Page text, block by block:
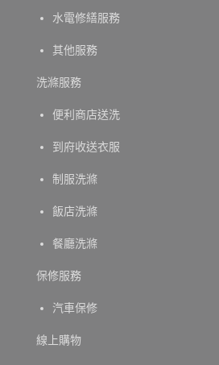
水電修繕服務
其他服務
洗滌服務
便利商店送洗
到府收送衣服
制服洗滌
飯店洗滌
餐廳洗滌
保修服務
汽車保修
線上購物